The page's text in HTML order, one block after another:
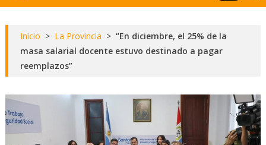
Inicio > La Provincia > “En diciembre, el 25% de la
masa salarial docente estuvo destinado a pagar
reemplazos”